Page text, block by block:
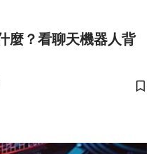
麼？看聊天機器人背
儲